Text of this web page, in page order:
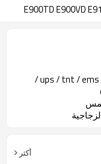
E900TD E900VD
/ dhl فيديكس / ups / tnt / ems /
أكثر